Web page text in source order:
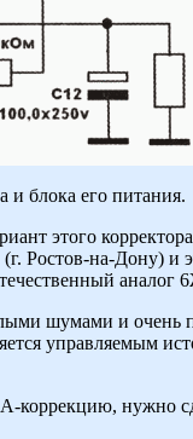
и блока его питания.
этого
Ростов-на-Дону)
шумами и очень
управляемым
коррекцию, нужно